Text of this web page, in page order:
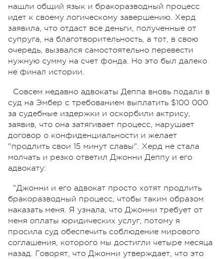
нашли общий язык и бракоразводный процесс
идет к своему логическому завершению. Херд
заявила, что отдаст все деньги, полученные от
супруга, на благотворительность, а тот, в свою
очередь, вызвался самостоятельно перевести
нужную сумму на счет фонда. Но это был далеко
не финал истории.
Совсем недавно адвокаты Деппа вновь подали в
суд на Эмбер с требованием выплатить $100 000
за судебные издержки и оскорбили актрису,
заявив, что она затягивает процесс, нарушает
договор о конфиденциальности и желает
"продлить свои 15 минут славы". Херд не стала
молчать и резко ответил Джонни Деппу и его
адвокату:
"Джонни и его адвокат просто хотят продлить
бракоразводный процесс, чтобы таким образом
наказать меня. Я узнала, что Джонни требует от
меня оплаты юридических услуг, потому я
просила суд обеспечить соблюдение мирового
соглашения, которого мы достигли четыре месяца
назад. Говорят, что Джонни утверждает, что это